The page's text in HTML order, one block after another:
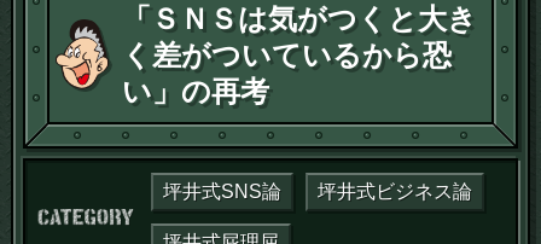
「ＳＮＳは気がつくと大き
く差がついているから恐
い」の再考
カテゴリー：
坪井式SNS論 坪井式ビジネス論